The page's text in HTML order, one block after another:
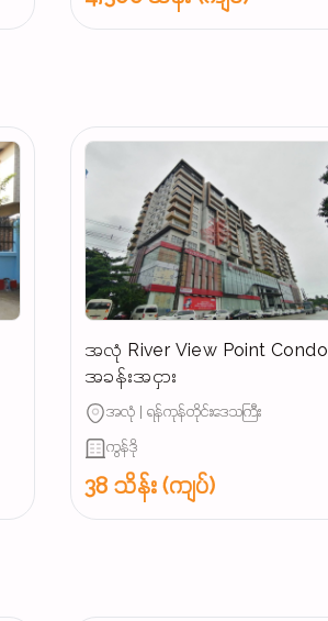
အလုံ River View Point Condo
အခန်းအငှား
အလုံ | ရန်ကုန်တိုင်းဒေသကြီး
ကွန်ဒို
38 သိန်း (ကျပ်)